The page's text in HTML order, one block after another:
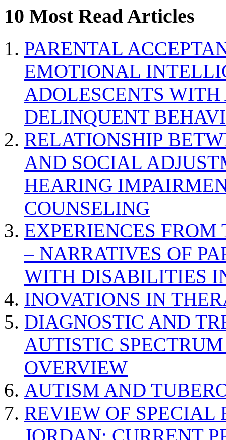
10 Most Read Articles
PARENTAL
EMOTIONAL
ADOLESCENTS
DELINQUENT
RELATIONSHIP
AND SOCIAL
HEARING
COUNSELING
EXPERIENCES
– NARRATIVES OF
WITH DISABILITIES
INOVATIONS IN
DIAGNOSTIC AND
AUTISTIC
OVERVIEW
AUTISM AND
REVIEW OF SPECIAL